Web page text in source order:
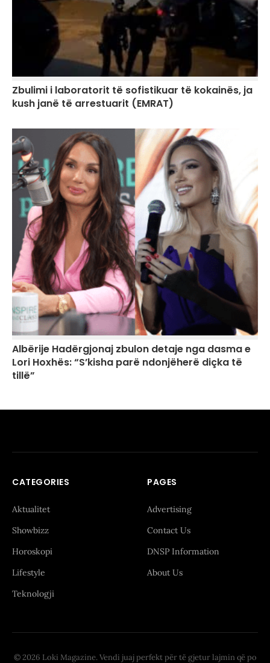
Zbulimi i laboratorit të sofistikuar të kokainës, ja
kush janë të arrestuarit (EMRAT)
Albërije Hadërgjonaj zbulon detaje nga dasma e
Lori Hoxhës: “S’kisha parë ndonjëherë diçka të
tillë”
CATEGORIES
Aktualitet
Showbizz
Horoskopi
Lifestyle
Teknologji
PAGES
Advertising
Contact Us
DNSP Information
About Us
© 2026 Loki Magazine. Vendi juaj perfekt për të gjetur lajmin që po